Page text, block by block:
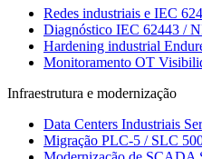
Redes industriais e IEC
Diagnóstico IEC 62443 /
Hardening industrial
Monitoramento OT
Infraestrutura e modernização
Data Centers Industriais
Migração PLC-5 / SLC